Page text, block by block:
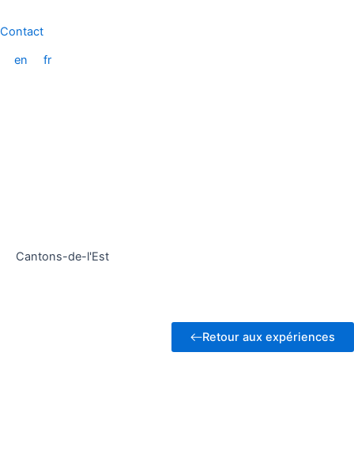
au
Contact
en fr
Cantons-de-l'Est
Retour aux expériences